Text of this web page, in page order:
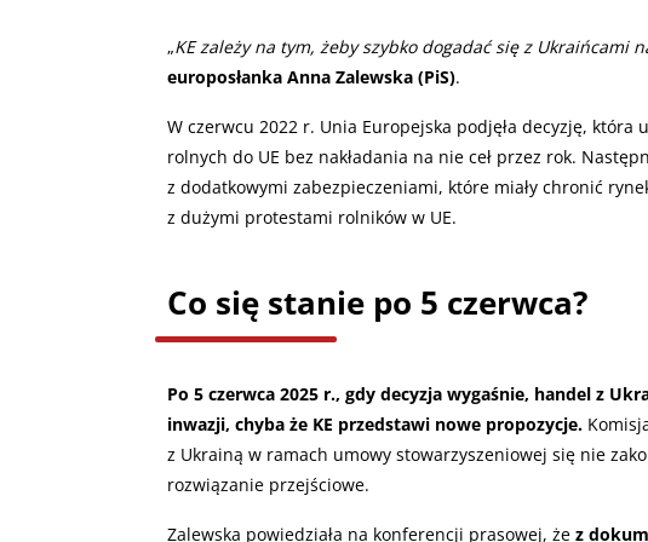
„KE zależy na tym, żeby szybko dogadać się z Ukraińcami
europosłanka Anna Zalewska (PiS).
W czerwcu 2022 r. Unia Europejska podjęła decyzję,
rolnych do UE bez nakładania na nie ceł przez rok.
z dodatkowymi zabezpieczeniami, które miały chronić
z dużymi protestami rolników w UE.
Co się stanie po 5 czerwca?
Po 5 czerwca 2025 r., gdy decyzja wygaśnie, handel z
inwazji, chyba że KE przedstawi nowe propozycje.
z Ukrainą w ramach umowy stowarzyszeniowej się nie
rozwiązanie przejściowe.
Zalewska powiedziała na konferencji prasowej, że z